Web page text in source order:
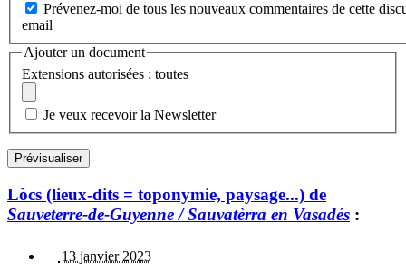
Prévenez-moi de tous les nouveaux commentaires de cette
email
Ajouter un document
Extensions autorisées : toutes
Je veux recevoir la Newsletter
Lòcs (lieux-dits = toponymie, paysage...) de
Sauveterre-de-Guyenne / Sauvatèrra en Vasadés :
13 janvier 2023